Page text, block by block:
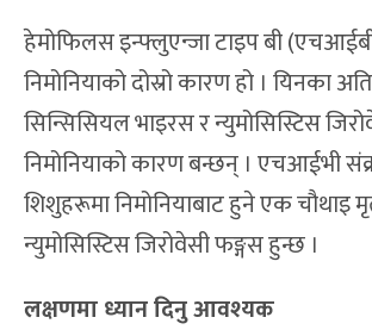
हेमोफिलस इन्फ्लुएन्जा टाइप बी
निमोनियाको दोस्रो कारण हो । यिनका
सिन्सिसियल भाइरस र न्युमोसिस्टिस
निमोनियाको कारण बन्छन् । एचआईभी
शिशुहरूमा निमोनियाबाट हुने एक चौथाइ
न्युमोसिस्टिस जिरोवेसी फङ्गस हुन्छ ।
लक्षणमा ध्यान दिनु आवश्यक